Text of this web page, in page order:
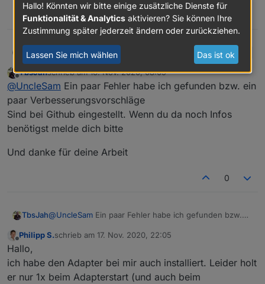
0
UncleSam
Aktuelle
Veröffentlich
ungsdatum
25.01.2022
Github Link
npm Link iobroker.luxtronik2
Dieser Adapter verwendet die WebSocket und die
16iL.
möglich gleich in GitHub erfassen.
übernehme keine Verantwortung, wenn eure WP
abraucht!
Offline
TbsJahschrieb am16. Nov. 2020, 08:09
zuletzt editiert von
@UncleSam Ein paar Fehler habe ich gefunden bzw. ein
paar Verbesserungsvorschläge
Sind bei Github eingestellt. Wenn du da noch Infos
benötigst melde dich bitte
Und danke für deine Arbeit
0
TbsJah@UncleSam Ein paar Fehler habe ich gefunden bzw.
Sind bei Github eingestellt. Wenn du da noch Infos
Und danke für deine Arbeit
Offline
Philipp S.schrieb am 17. Nov. 2020, 22:05
zuletzt editiert von
Hallo,
ich habe den Adapter bei mir auch installiert. Leider holt
er nur 1x beim Adapterstart (und auch beim
Hallo! Könnten wir bitte einige zusätzliche Dienste für
Funktionalität & Analytics aktivieren? Sie können Ihre
Zustimmung später jederzeit ändern oder zurückziehen.
Lassen Sie mich wählen Das ist ok